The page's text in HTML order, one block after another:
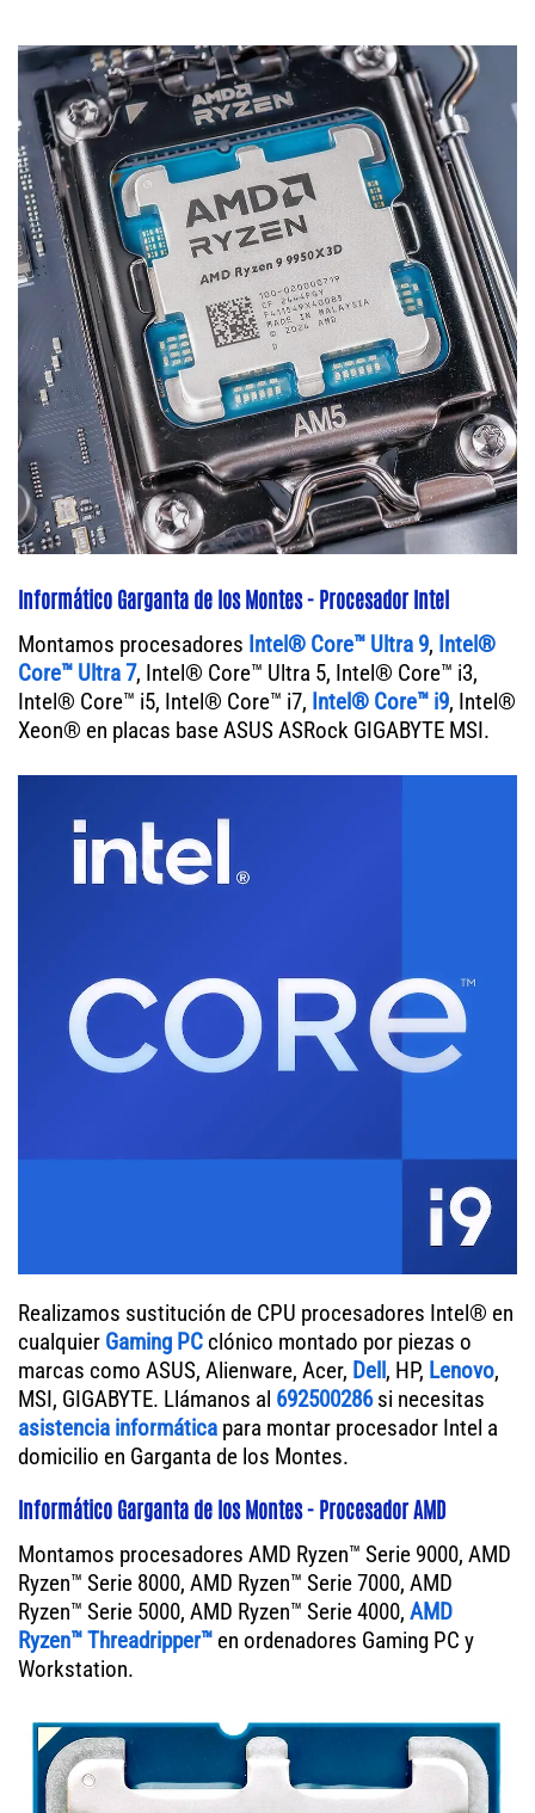
Informático Garganta de los Montes - Procesador Intel
Montamos procesadores Intel® Core™ Ultra 9, Intel®
Core™ Ultra 7, Intel® Core™ Ultra 5, Intel® Core™ i3,
Intel® Core™ i5, Intel® Core™ i7, Intel® Core™ i9, Intel®
Xeon® en placas base ASUS ASRock GIGABYTE MSI.
Realizamos sustitución de CPU procesadores Intel® en
cualquier Gaming PC clónico montado por piezas o
marcas como ASUS, Alienware, Acer, Dell, HP, Lenovo,
MSI, GIGABYTE. Llámanos al 692500286si necesitas
asistencia informática para montar procesador Intel a
domicilio en Garganta de los Montes.
Informático Garganta de los Montes - Procesador AMD
Montamos procesadores AMD Ryzen™ Serie 9000, AMD
Ryzen™ Serie 8000, AMD Ryzen™ Serie 7000, AMD
Ryzen™ Serie 5000, AMD Ryzen™ Serie 4000, AMD
Ryzen™ Threadripper™ en ordenadores Gaming PC y
Workstation.